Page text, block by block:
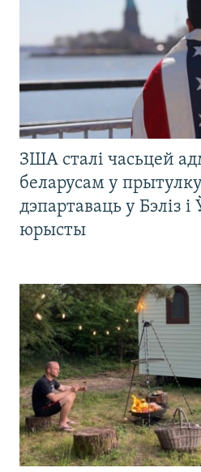
ЗША сталі часьцей
беларусам у
дэпартаваць у Бэліз
юрысты